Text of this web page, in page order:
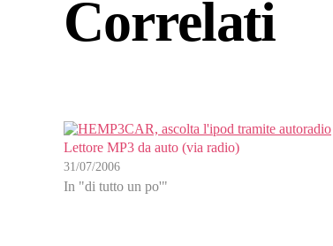
Correlati
Lettore MP3 da auto (via radio)
31/07/2006
In "di tutto un po'"